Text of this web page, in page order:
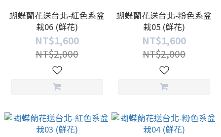
蝴蝶蘭花送台北-紅色系盆
栽06 (鮮花)
NT$1,600
NT$2,000
蝴蝶蘭花送台北-粉色系盆
栽05 (鮮花)
NT$1,600
NT$2,000